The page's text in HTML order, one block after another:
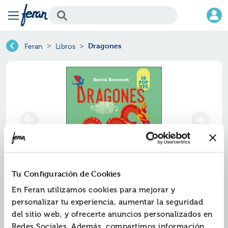
Tu Configuración de Cookies
En Feran utilizamos cookies para mejorar y
personalizar tu experiencia, aumentar la seguridad
del sitio web, y ofrecerte anuncios personalizados en
Feran Libros Dragones
Dragones
Ref. ZPA-8566285
ISBN: 9788428566285